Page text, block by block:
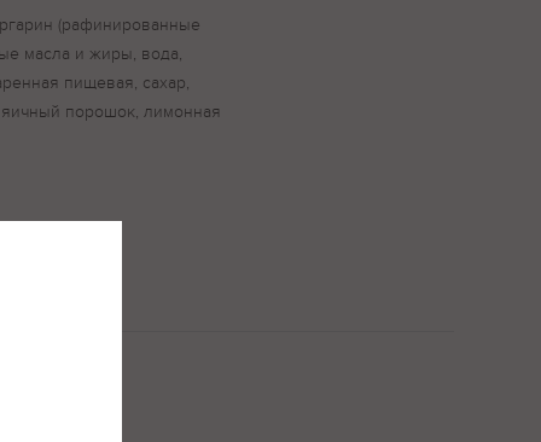
(рафинированные
масла и жиры, вода,
пищевая, сахар,
яичный порошок, лимонная